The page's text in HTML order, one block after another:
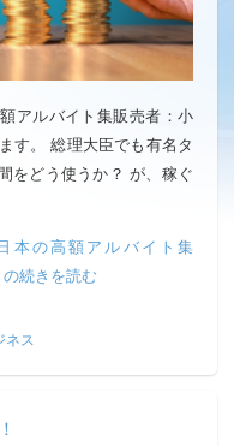
アルバイト集販売者：小
す。 総理大臣でも有名タ
をどう使うか？ が、稼ぐ
本の高額アルバイト集
の続きを読む
ネス